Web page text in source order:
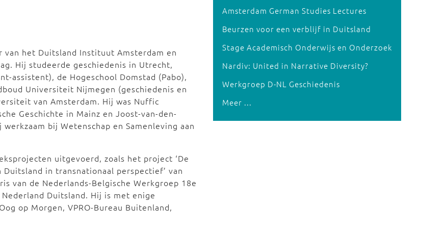
van het Duitsland Instituut Amsterdam en
Hij studeerde geschiedenis in Utrecht,
assistent), de Hogeschool Domstad (Pabo),
Universiteit Nijmegen (geschiedenis en
van Amsterdam. Hij was Nuffic
Geschichte in Mainz en Joost-van-den-
bij Wetenschap en Samenleving aan
uitgevoerd, zoals het project ‘De
in transnationaal perspectief’ van
van de Nederlands-Belgische Werkgroep 18e
Duitsland. Hij is met enige
op Morgen, VPRO-Bureau Buitenland,
Amsterdam German Studies Lectures
Beurzen voor een verblijf in Duitsland
Stage Academisch Onderwijs en Onderzoek
Nardiv: United in Narrative Diversity?
Werkgroep D-NL Geschiedenis
Meer ...